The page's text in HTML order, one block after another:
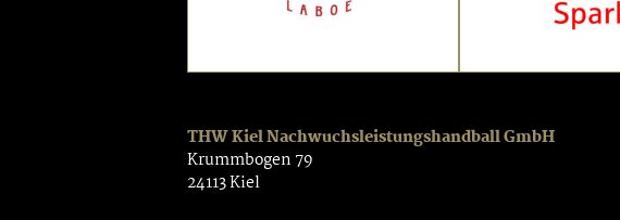
THW Kiel Nachwuchsleistungshandball GmbH
Krummbogen 79
24113 Kiel